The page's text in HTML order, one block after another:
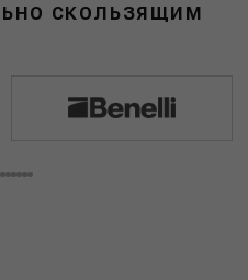
СКОЛЬЗЯЩИМ